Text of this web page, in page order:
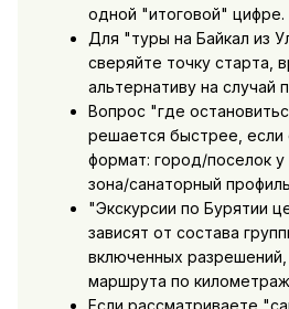
одной "итоговой" цифре.
Для "туры на Байкал из
сверяйте точку старта,
альтернативу на случай
Вопрос "где
решается быстрее, если
формат: город/поселок
зона/санаторный
"Экскурсии по Бурятии
зависят от состава
включенных
маршрута по
Если рассматриваете